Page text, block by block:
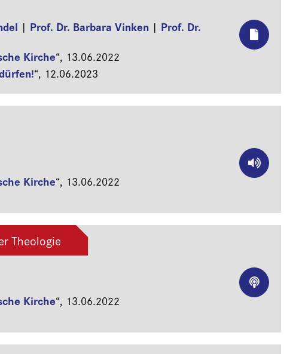
| Prof. Dr. Barbara Vinken | Prof. Dr.
Kirche“, 13.06.2022
“, 12.06.2023
Kirche“, 13.06.2022
Theologie
Kirche“, 13.06.2022